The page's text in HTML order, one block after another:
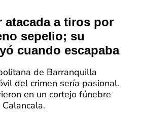
atacada a tiros por
sepelio; su
cuando escapaba
de Barranquilla
del crimen sería pasional.
en un cortejo fúnebre